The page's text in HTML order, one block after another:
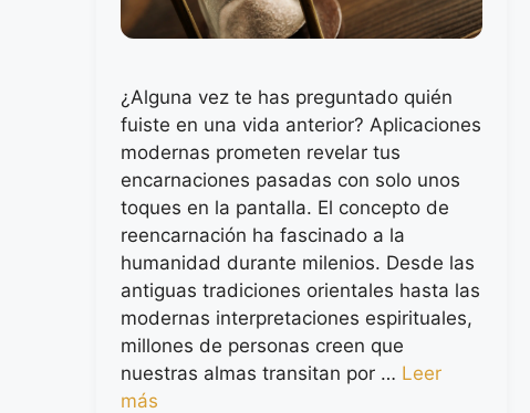
¿Alguna vez te has preguntado quién
fuiste en una vida anterior? Aplicaciones
modernas prometen revelar tus
encarnaciones pasadas con solo unos
toques en la pantalla. El concepto de
reencarnación ha fascinado a la
humanidad durante milenios. Desde las
antiguas tradiciones orientales hasta las
modernas interpretaciones espirituales,
millones de personas creen que
nuestras almas transitan por … Leer
más